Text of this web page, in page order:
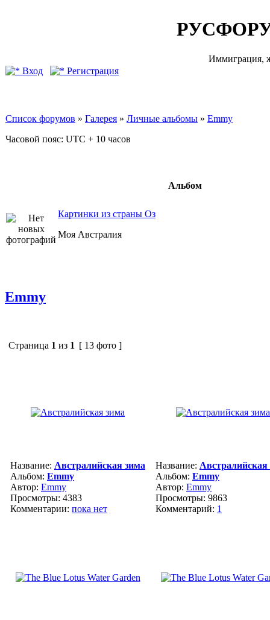
Иммиграция,
Вход
Регистрация
Список форумов » Галерея » Личные альбомы » Emmy
Часовой пояс: UTC + 10 часов
Альбом
Картинки из страны Оз
Моя Австралия
Emmy
Страница 1 из 1 [ 13 фото ]
Название: Австралийская зима
Альбом: Emmy
Автор: Emmy
Просмотры: 4383
Комментарии: пока нет
Название: Австралийская
Альбом: Emmy
Автор: Emmy
Просмотры: 9863
Комментарий: 1